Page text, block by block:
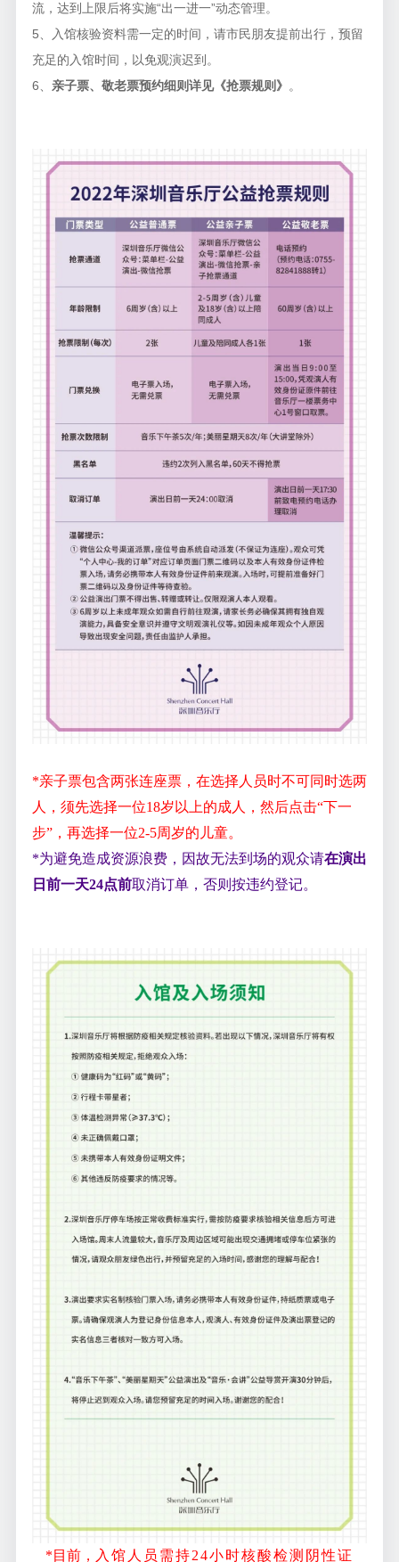
流，达到上限后将实施“出一进一”动态管理。
5、入馆核验资料需一定的时间，请市民朋友提前出行，预留
充足的入馆时间，以免观演迟到。
6、 亲子票、敬老票预约细则详见《抢票规则》 。
*亲子票包含两张连座票，在选择人员时不可同时选两
人，须先选择一位18岁以上的成人，然后点击“下一
步”，再选择一位2-5周岁的儿童。
*为避免造成资源浪费，因故无法到场的观众请在演出
日前一天24点前取消订单，否则按违约登记。
*目前， 入馆人员需持24小时核酸检测阴性证